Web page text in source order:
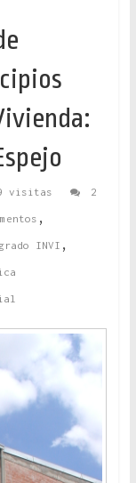
visitas 2
,
INVI ,